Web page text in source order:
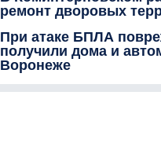
ремонт дворовых
При атаке БПЛА
получили дома и
Воронеже